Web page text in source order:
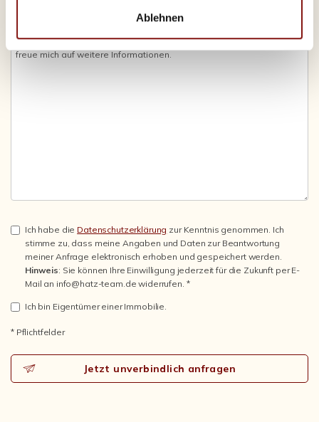
Ablehnen
Ich habe die Datenschutzerklärung zur Kenntnis genommen. Ich
stimme zu, dass meine Angaben und Daten zur Beantwortung
meiner Anfrage elektronisch erhoben und gespeichert werden.
Hinweis: Sie können Ihre Einwilligung jederzeit für die Zukunft per E-
Mail an info@hatz-team.de widerrufen. *
Ich bin Eigentümer einer Immobilie.
* Pflichtfelder
Jetzt unverbindlich anfragen